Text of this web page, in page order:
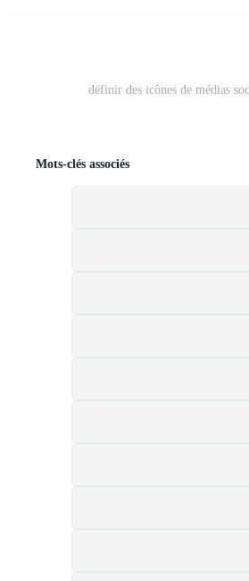
définir des icônes de médias
Mots-clés associés